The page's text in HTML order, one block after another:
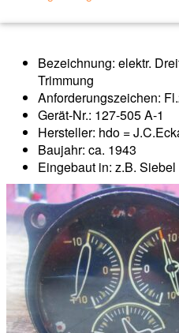
Bezeichnung: elektr.
Trimmung
Anforderungszeichen:
Gerät-Nr.: 127-505 A-1
Hersteller: hdo =
Baujahr: ca. 1943
Eingebaut in: z.B.